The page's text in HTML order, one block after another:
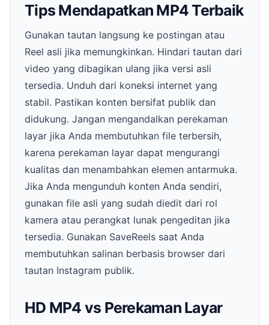
Tips Mendapatkan MP4 Terbaik
Gunakan tautan langsung ke postingan atau
Reel asli jika memungkinkan. Hindari tautan dari
video yang dibagikan ulang jika versi asli
tersedia. Unduh dari koneksi internet yang
stabil. Pastikan konten bersifat publik dan
didukung. Jangan mengandalkan perekaman
layar jika Anda membutuhkan file terbersih,
karena perekaman layar dapat mengurangi
kualitas dan menambahkan elemen antarmuka.
Jika Anda mengunduh konten Anda sendiri,
gunakan file asli yang sudah diedit dari rol
kamera atau perangkat lunak pengeditan jika
tersedia. Gunakan SaveReels saat Anda
membutuhkan salinan berbasis browser dari
tautan Instagram publik.
HD MP4 vs Perekaman Layar